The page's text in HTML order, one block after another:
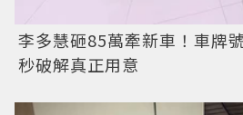
李多慧砸85萬牽新車！車牌
秒破解真正用意